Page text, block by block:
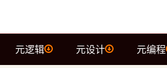
元逻辑 元设计 元编程